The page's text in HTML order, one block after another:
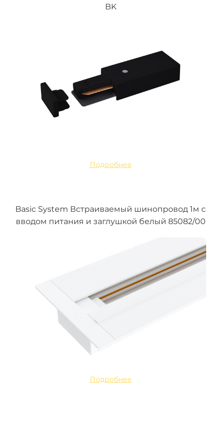
BK
Подробнее
Basic System Встраиваемый шинопровод 1м с
вводом питания и заглушкой белый 85082/00
Подробнее